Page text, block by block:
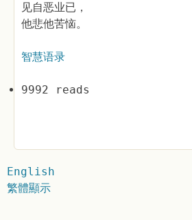
见自恶业已，
他悲他苦恼。
智慧语录
9992 reads
English
繁體顯示